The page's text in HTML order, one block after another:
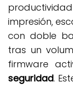
impresión,
con doble
tras un
firmware
seguridad.